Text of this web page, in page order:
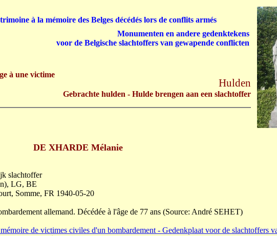
DE XHARDE Mélanie
slachtoffer
LG, BE
Somme, FR 1940-05-20
allemand. Décédée à l'âge de 77 ans (Source: André SEHET)
de victimes civiles d'un bombardement - Gedenkplaat voor de slachtoffers
à une victime
Hulden
Gebrachte hulden - Hulde brengen aan een slachtoffer
à la mémoire des Belges décédés lors de conflits armés
Monumenten en andere gedenktekens
voor de Belgische slachtoffers van gewapende conflicten